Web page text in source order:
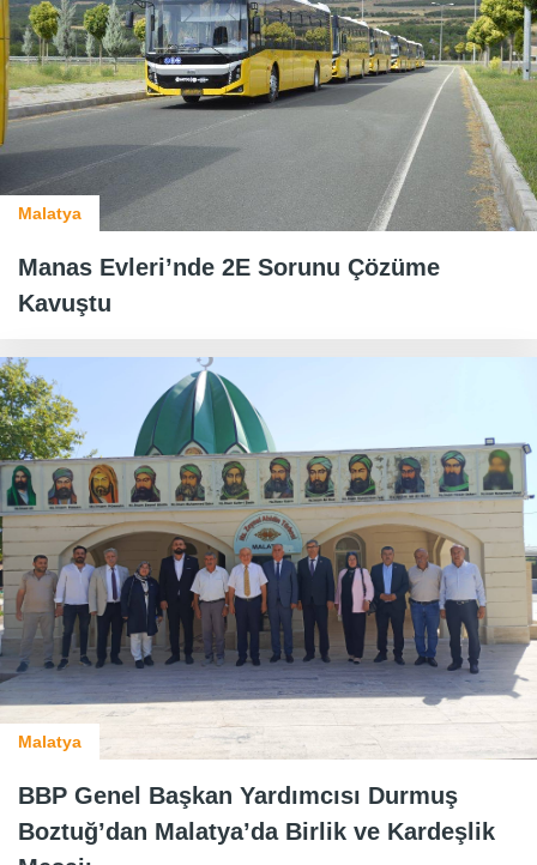
Malatya
Manas Evleri’nde 2E Sorunu Çözüme
Kavuştu
Malatya
BBP Genel Başkan Yardımcısı Durmuş
Boztuğ’dan Malatya’da Birlik ve Kardeşlik